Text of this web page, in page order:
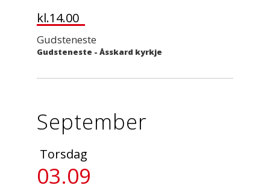
kl.14.00
Gudsteneste
Gudsteneste - Åsskard kyrkje
September
Torsdag
03.09